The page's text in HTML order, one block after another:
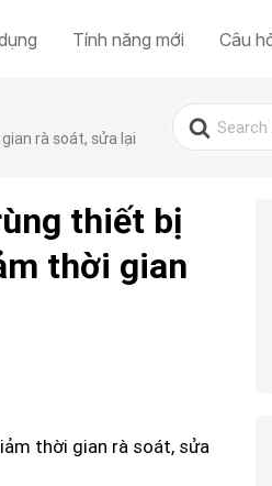
Tính năng mới Câu
rà soát, sửa lại
Search
for:
thiết bị
thời gian
thời gian rà soát, sửa